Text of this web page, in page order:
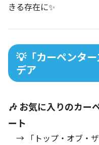
きる存在に✨
💡「カーペンタ
デア
🎶 お気に入りのカー
ート
→ 「トップ・オブ・